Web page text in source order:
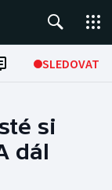
SLEDOVAT
si
dál